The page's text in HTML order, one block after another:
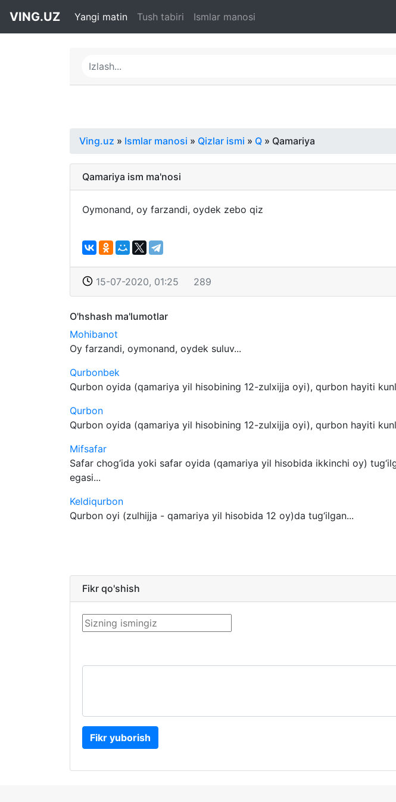
VING.UZ Yangi matin Tush tabiri Ismlar manosi
Ving.uz » Ismlar manosi » Qizlar ismi » Q » Qamariya
Qamariya ism ma'nosi
Oymonand, oy farzandi, oydek zebo qiz
15-07-2020, 01:25 289
O'hshash ma'lumotlar
Mohibanot
Oy farzandi, oymonand, oydek suluv...
Qurbonbek
Qurbon oyida (qamariya yil hisobining 12-zulxijja oyi), qurbon hayiti
Qurbon
Qurbon oyida (qamariya yil hisobining 12-zulxijja oyi), qurbon hayiti
Mifsafar
Safar chog‘ida yoki safar oyida (qamariya yil hisobida ikkinchi oy)
egasi...
Keldiqurbon
Qurbon oyi (zulhijja - qamariya yil hisobida 12 oy)da tug‘ilgan...
Fikr qo'shish
Fikr yuborish